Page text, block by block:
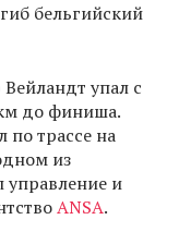
бельгийский
упал с
до финиша.
по трассе на
из
управление и
ANSA.